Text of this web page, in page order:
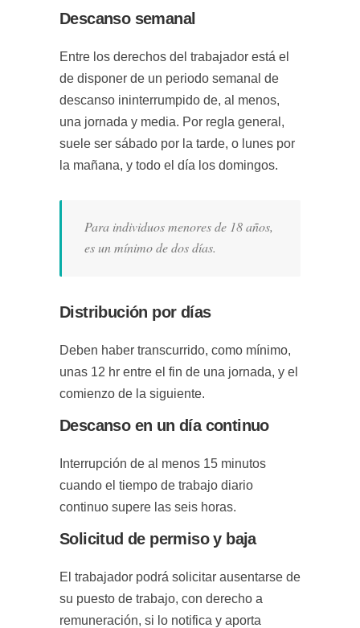
Descanso semanal
Entre los derechos del trabajador está el
de disponer de un periodo semanal de
descanso ininterrumpido de, al menos,
una jornada y media. Por regla general,
suele ser sábado por la tarde, o lunes por
la mañana, y todo el día los domingos.
Para individuos menores de 18 años,
es un mínimo de dos días.
Distribución por días
Deben haber transcurrido, como mínimo,
unas 12 hr entre el fin de una jornada, y el
comienzo de la siguiente.
Descanso en un día continuo
Interrupción de al menos 15 minutos
cuando el tiempo de trabajo diario
continuo supere las seis horas.
Solicitud de permiso y baja
El trabajador podrá solicitar ausentarse de
su puesto de trabajo, con derecho a
remuneración, si lo notifica y aporta